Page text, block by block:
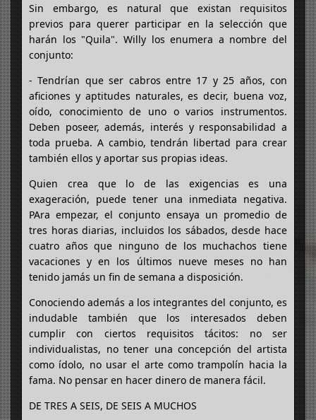
Sin embargo, es natural que existan requisitos
previos para querer participar en la selección que
harán los "Quila". Willy los enumera a nombre del
conjunto:
- Tendrían que ser cabros entre 17 y 25 años, con
aficiones y aptitudes naturales, es decir, buena voz,
oído, conocimiento de uno o varios instrumentos.
Deben poseer, además, interés y responsabilidad a
toda prueba. A cambio, tendrán libertad para crear
también ellos y aportar sus propias ideas.
Quien crea que lo de las exigencias es una
exageración, puede tener una inmediata negativa.
PAra empezar, el conjunto ensaya un promedio de
tres horas diarias, incluidos los sábados, desde hace
cuatro años que ninguno de los muchachos tiene
vacaciones y en los últimos nueve meses no han
tenido jamás un fin de semana a disposición.
Conociendo además a los integrantes del conjunto, es
indudable también que los interesados deben
cumplir con ciertos requisitos tácitos: no ser
individualistas, no tener una concepción del artista
como ídolo, no usar el arte como trampolín hacia la
fama. No pensar en hacer dinero de manera fácil.
DE TRES A SEIS, DE SEIS A MUCHOS